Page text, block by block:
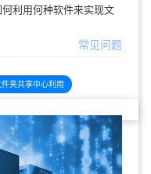
利用何种软件来实现文
常见问题
夹共享中心利用